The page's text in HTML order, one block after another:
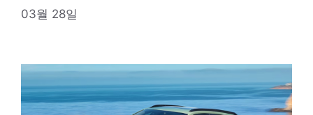
03월 28일